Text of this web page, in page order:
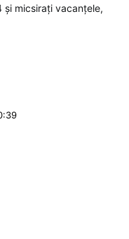
și micsirați vacanțele,